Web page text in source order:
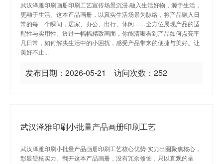
武汉泽雅印刷画册印刷工艺宣传场景沉浸·融入生活好物，源于生活，
更融于生活。这本产品画册，以真实生活场景为脉络，将产品融入日
常的每一个瞬间，居家、办公、出行、休闲……全方位展现产品的适
配性与实用性。透过一幅幅精致画面，你能清晰看到产品如何点亮平
凡日常，如何解决生活中的小困扰，感受产品带来的便捷与美好。让
美好不止...
发布日期：2026-05-21 访问次数：252
武汉泽雅印刷小批量产品画册印刷工艺
武汉泽雅印刷小批量产品画册印刷工艺核心优势·实力出圈聚焦核心，
彰显硬核实力。翻开这本产品画册，没有冗余修饰，只以直观的呈